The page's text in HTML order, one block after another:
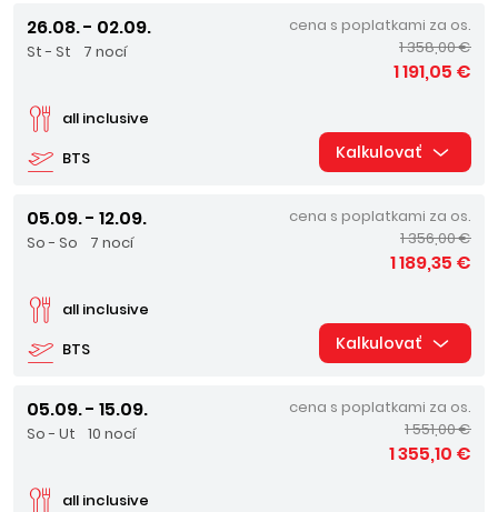
26.08. - 02.09.
St - St 7 nocí
BTS
all inclusive
cena s poplatkami za os.
1 358,00 €
1 191,05 €
Kalkulovať
05.09. - 12.09.
So - So 7 nocí
BTS
all inclusive
cena s poplatkami za os.
1 356,00 €
1 189,35 €
Kalkulovať
05.09. - 15.09.
So - Ut 10 nocí
all inclusive
cena s poplatkami za os.
1 551,00 €
1 355,10 €